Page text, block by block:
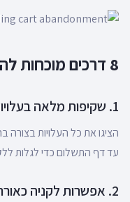
8 דרכים מוכחות להפחית עגלה נטושה
1. שקיפות מלאה בעלויות מההתחלה
הציגו את כל העלויות
עד דף התשלום כדי לגלות ללקוח
2. אפשרות לקניה כאורח (Guest Checkout)